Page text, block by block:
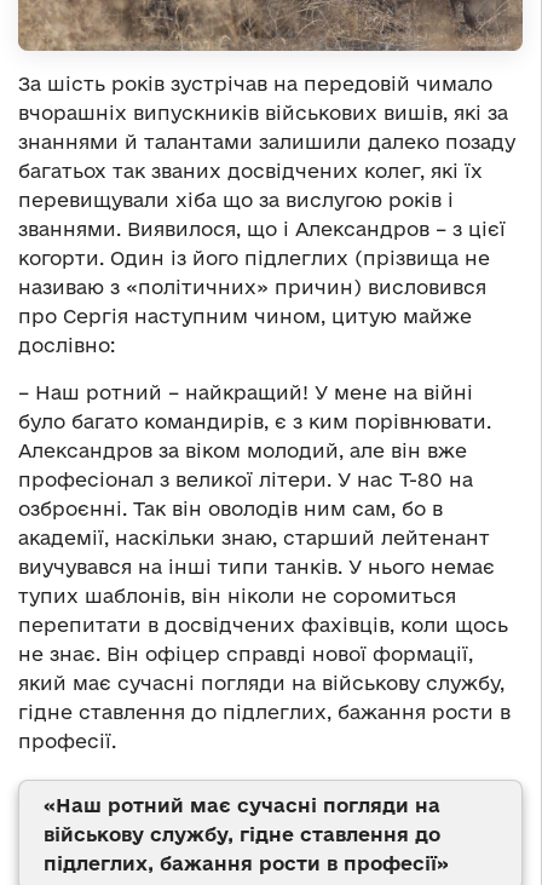
За шість років зустрічав на передовій чимало
вчорашніх випускників військових вишів, які за
знаннями й талантами залишили далеко позаду
багатьох так званих досвідчених колег, які їх
перевищували хіба що за вислугою років і
званнями. Виявилося, що і Александров – з цієї
когорти. Один із його підлеглих (прізвища не
називаю з «політичних» причин) висловився
про Сергія наступним чином, цитую майже
дослівно:
– Наш ротний – найкращий! У мене на війні
було багато командирів, є з ким порівнювати.
Александров за віком молодий, але він вже
професіонал з великої літери. У нас Т-80 на
озброєнні. Так він оволодів ним сам, бо в
академії, наскільки знаю, старший лейтенант
виучувався на інші типи танків. У нього немає
тупих шаблонів, він ніколи не соромиться
перепитати в досвідчених фахівців, коли щось
не знає. Він офіцер справді нової формації,
який має сучасні погляди на військову службу,
гідне ставлення до підлеглих, бажання рости в
професії.
«Наш ротний має сучасні погляди на
військову службу, гідне ставлення до
підлеглих, бажання рости в професії»